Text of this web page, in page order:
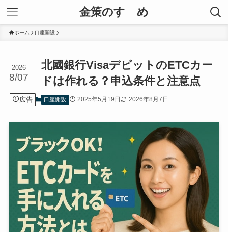
金策のすゝめ
ホーム 口座開設
北國銀行VisaデビットのETCカー
ドは作れる？申込条件と注意点
2026
8/07
広告 口座開設 2025年5月19日 2026年8月7日